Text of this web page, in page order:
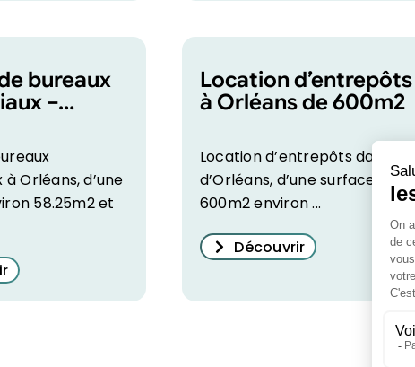
bureaux
–
Orléans, d’une
58.25m2 et
Location d’entrepôts
à Orléans de 600m2
Location d’entrepôts dans l’Est
d’Orléans, d’une surface de
600m2 environ ...
Découvrir